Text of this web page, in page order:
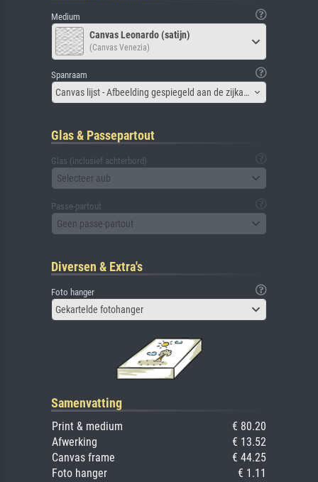
Medium
Canvas Leonardo (satijn)
(Canvas Venezia)
Spanraam
Canvas lijst - Afbeelding gespiegeld aan de zijkant
Glas & Passepartout
Glas (inclusief achterbord)
Selecteer aub
Passe-partout
Geen passe-partout
Diversen & Extra's
Foto hanger
Gekartelde fotohanger
Samenvatting
Print & medium
€ 80.20
Afwerking
€ 13.52
Canvas frame
€ 44.25
Foto hanger
€ 1.11